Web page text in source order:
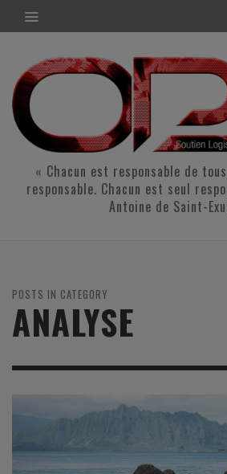
« Chacun est responsable de
responsable. Chacun est seul
Antoine de Saint-
POSTS IN CATEGORY
ANALYSE